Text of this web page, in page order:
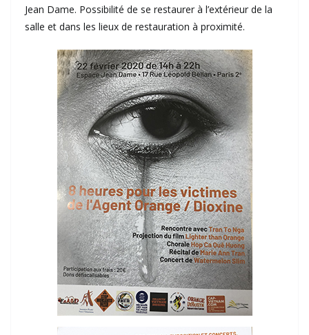
Jean Dame. Possibilité de se restaurer à l’extérieur de la
salle et dans les lieux de restauration à proximité.